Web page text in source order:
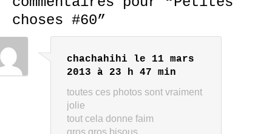
choses #60”
chachahihi
le 11 mars
2013 à 23 h 47 min
toutes ces photos sont vraiment
jolie
tout cela donne faim